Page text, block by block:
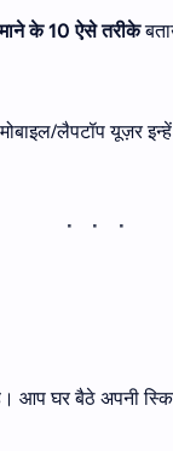
के 10 ऐसे तरीके
लैपटॉप यूज़र
आप घर बैठे अपनी